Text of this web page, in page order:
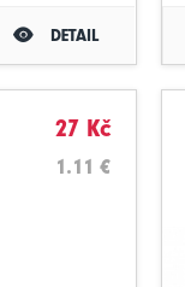
DETAIL
27 Kč
1.11 €